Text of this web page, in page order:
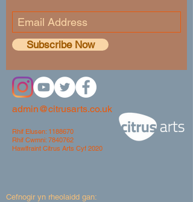
Subscribe Now
admin@citrusarts.co.uk
Rhif Elusen: 1188670
Rhif Cwmni: 7840762
Hawlfraint Citrus Arts Cyf 2020
Cefnogir yn rheolaidd gan: